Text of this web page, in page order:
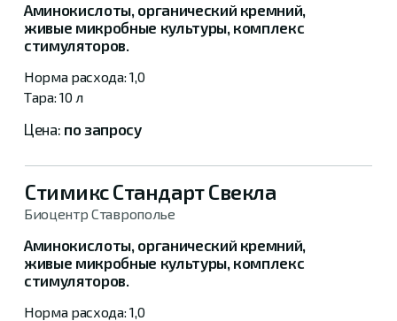
Аминокислоты, органический кремний,
живые микробные культуры, комплекс
стимуляторов.
1,0
10 л
по запросу
Стимикс Стандарт Свекла
Биоцентр Ставрополье
Аминокислоты, органический кремний,
живые микробные культуры, комплекс
стимуляторов.
1,0